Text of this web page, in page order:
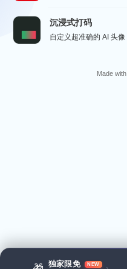
独家限免 NEW
沉浸式打码
Made with